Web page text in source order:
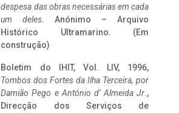
despesa das obras necessárias em cada
um deles. Anónimo – Arquivo
Histórico Ultramarino. (Em
construção)
Boletim do IHIT, Vol. LIV, 1996,
Tombos dos Fortes da Ilha Terceira, por
Damião Pego e António d’ Almeida Jr.,
Direcção dos Serviços de